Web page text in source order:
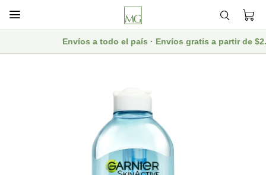

Envíos a todo el país · Envíos gratis a partir de